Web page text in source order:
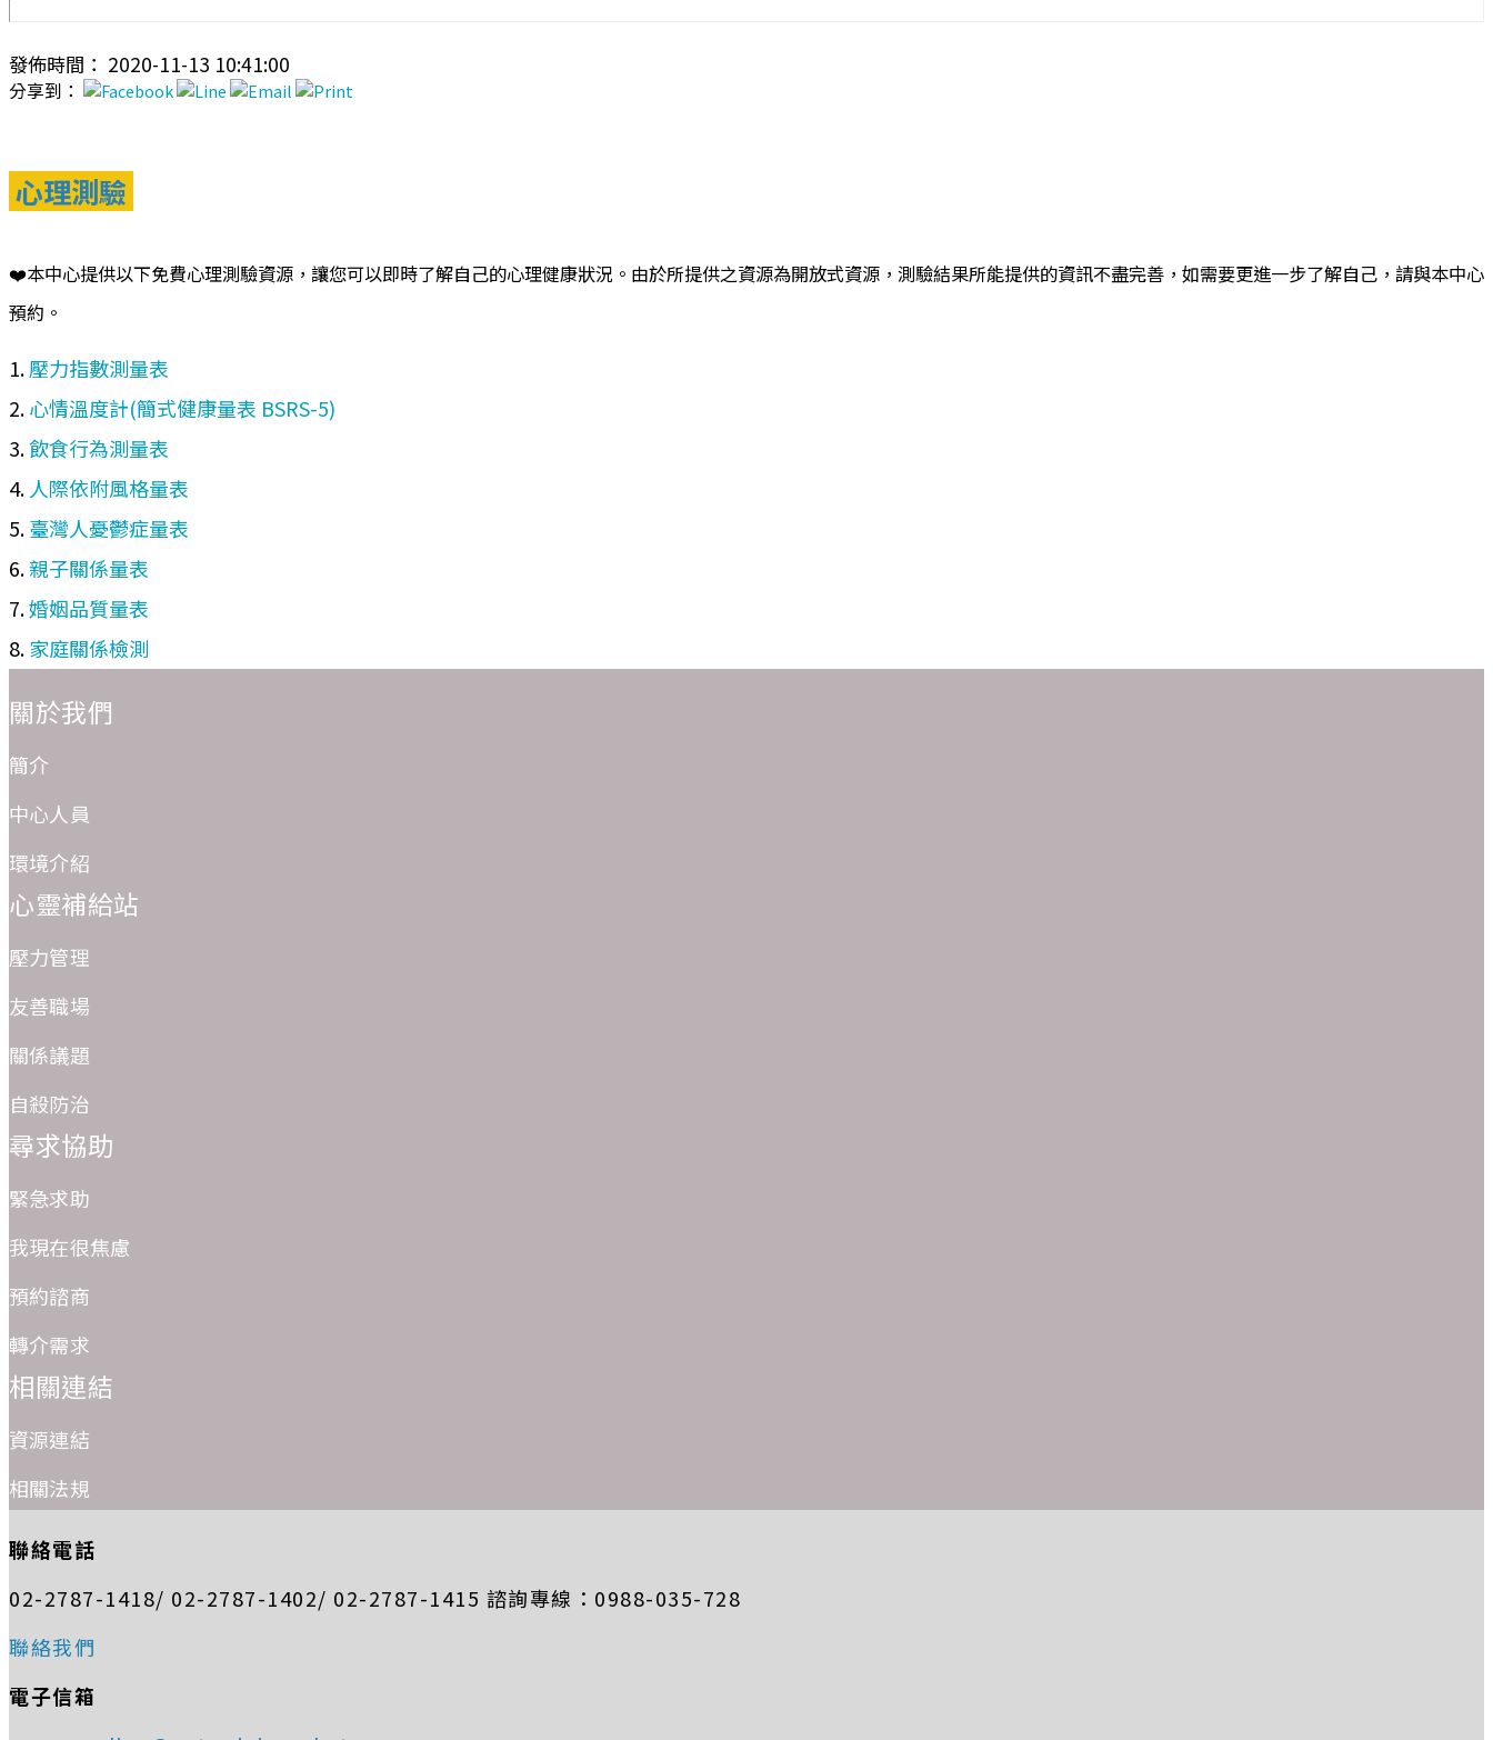
發佈時間： 2020-11-13 10:41:00
分享到：
心理測驗
❤️本中心提供以下免費心理測驗資源，讓您可以即時了解自己的心理健康狀況。由於所提供之資源為開放式資源，測驗結果所能提供的資訊不盡完善，如需要更進一步了解自己，請與本中心
預約。
1.壓力指數測量表
2.心情溫度計(簡式健康量表 BSRS-5)
3.飲食行為測量表
4. 人際依附風格量表
5.臺灣人憂鬱症量表
6.親子關係量表
7.婚姻品質量表
8.家庭關係檢測
關於我們
簡介
中心人員
環境介紹
心靈補給站
壓力管理
友善職場
關係議題
自殺防治
尋求協助
緊急求助
我現在很焦慮
預約諮商
轉介需求
相關連結
資源連結
相關法規
聯絡電話
02-2787-1418/ 02-2787-1402/ 02-2787-1415 諮詢專線：0988-035-728
聯絡我們
電子信箱